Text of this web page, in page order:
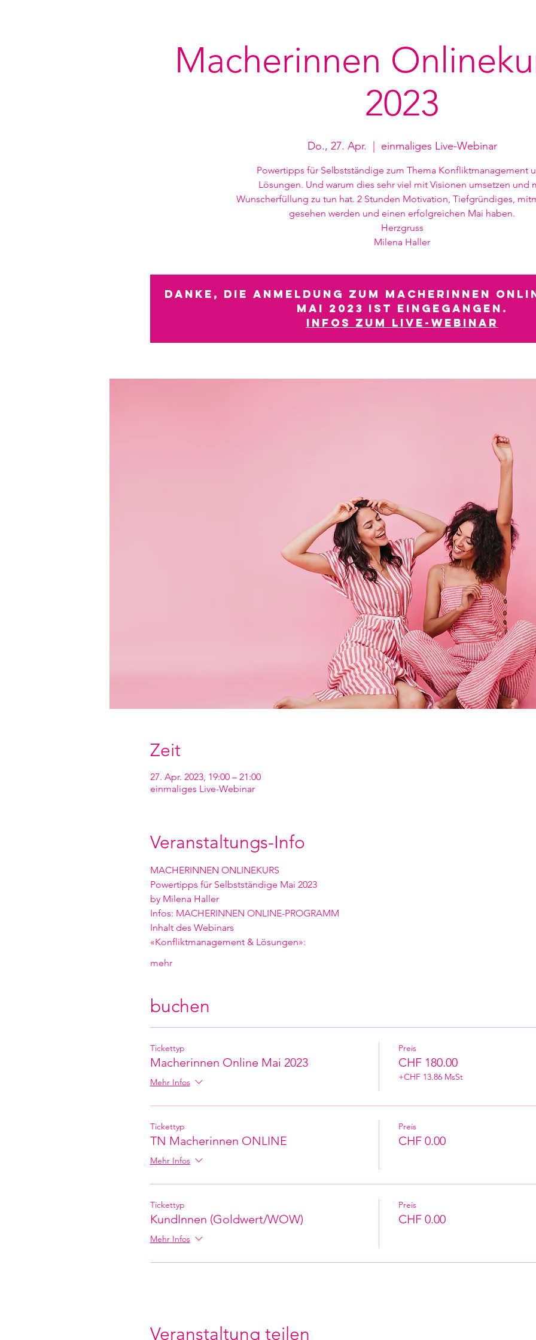
Macherinnen
2023
Do., 27. Apr. einmaliges Live-Webinar
Powertipps für Selbstständige zum Thema Konfliktmanagement
Lösungen. Und warum dies sehr viel mit Visionen umsetzen und
Wunscherfüllung zu tun hat. 2 Stunden Motivation, Tiefgründiges,
gesehen werden und einen erfolgreichen Mai haben.
Herzgruss
Milena Haller
Danke, die Anmeldung zum Macherinnen
Mai 2023 ist eingegangen.
Infos zum Live-Webinar
Zeit
27. Apr. 2023, 19:00 – 21:00
einmaliges Live-Webinar
Veranstaltungs-Info
MACHERINNEN ONLINEKURS
Powertipps für Selbstständige Mai 2023
by Milena Haller
Infos: MACHERINNEN ONLINE-PROGRAMM
Inhalt des Webinars
«Konfliktmanagement & Lösungen»:
mehr
buchen
Tickettyp
Macherinnen Online Mai 2023
Mehr Infos
Preis
CHF 180.00
+CHF 13.86 MsSt
Tickettyp
TN Macherinnen ONLINE
Mehr Infos
Preis
CHF 0.00
Tickettyp
KundInnen (Goldwert/WOW)
Mehr Infos
Preis
CHF 0.00
Veranstaltung teilen